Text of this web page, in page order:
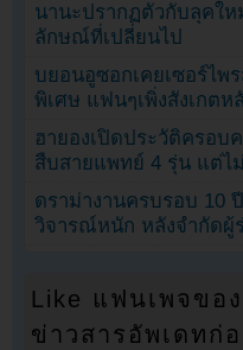
นานะปรากฏตัวกับลุคใ
ลักษณ์ที่เปลี่ยนไป
บยอนอูซอกเคยเซอร์ไพ
พิเศษ แฟนๆเพิ่งสังเกตห
ฮายองเปิดประวัติครอบ
สืบสายแพทย์ 4 รุ่น แต่ไ
ดราม่างานครบรอบ 10
วิจารณ์หนัก หลังจำกัดผู้
Like แฟนเพจขอ
ข่าวสารอัพเดทก่